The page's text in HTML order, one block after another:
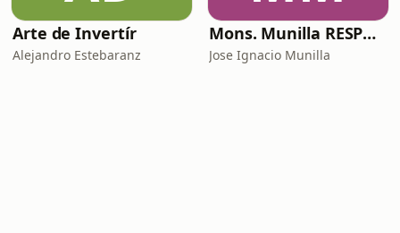
Arte de Invertír
Alejandro Estebaranz
Mons. Munilla RESPONDE
Jose Ignacio Munilla